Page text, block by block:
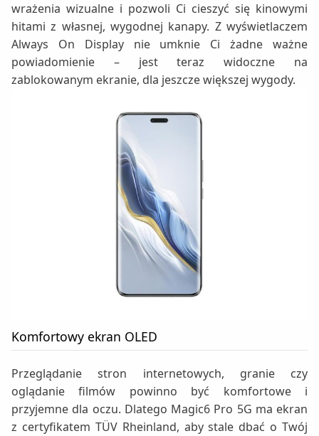
wrażenia wizualne i pozwoli Ci cieszyć się kinowymi
hitami z własnej, wygodnej kanapy. Z wyświetlaczem
Always On Display nie umknie Ci żadne ważne
powiadomienie – jest teraz widoczne na
zablokowanym ekranie, dla jeszcze większej wygody.
Komfortowy ekran OLED
Przeglądanie stron internetowych, granie czy
oglądanie filmów powinno być komfortowe i
przyjemne dla oczu. Dlatego Magic6 Pro 5G ma ekran
z certyfikatem TÜV Rheinland, aby stale dbać o Twój